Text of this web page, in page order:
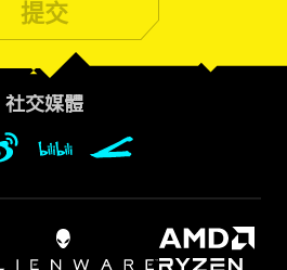
提交
社交媒體